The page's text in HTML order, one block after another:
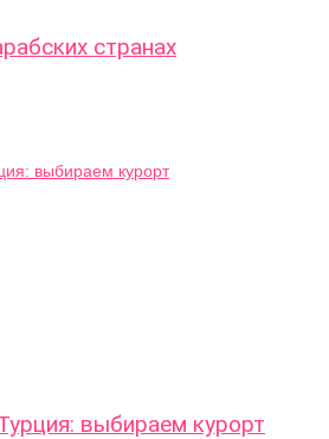
странах
выбираем курорт